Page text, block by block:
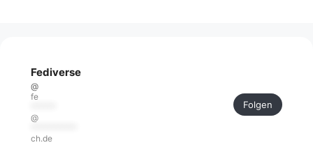
Fediverse
@
fe
@
ch.de
Folgen